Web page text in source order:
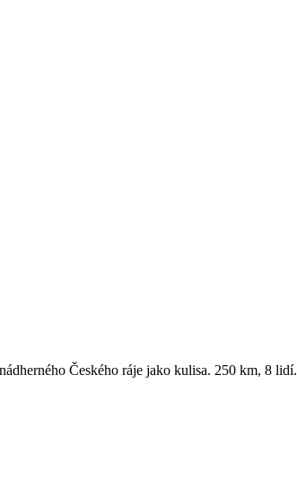
Českého ráje jako kulisa. 250 km, 8 lidí.